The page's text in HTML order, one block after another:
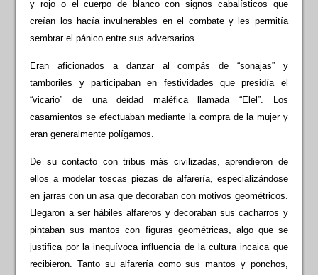
y rojo o el cuerpo de blanco con signos cabalísticos que
creían los hacía invulnerables en el combate y les permitía
sembrar el pánico entre sus adversarios.
Eran aficionados a danzar al compás de “sonajas” y
tamboriles y participaban en festividades que presidía el
“vicario” de una deidad maléfica llamada “Elel”. Los
casamientos se efectuaban mediante la compra de la mujer y
eran generalmente polígamos.
De su contacto con tribus más civilizadas, aprendieron de
ellos a modelar toscas piezas de alfarería, especializándose
en jarras con un asa que decoraban con motivos geométricos.
Llegaron a ser hábiles alfareros y decoraban sus cacharros y
pintaban sus mantos con figuras geométricas, algo que se
justifica por la inequívoca influencia de la cultura incaica que
recibieron. Tanto su alfarería como sus mantos y ponchos,